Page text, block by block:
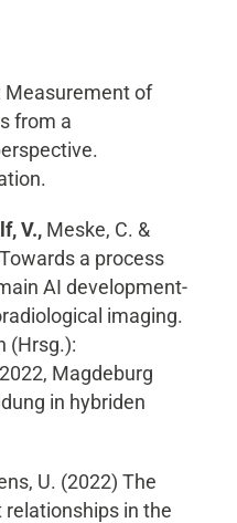
Measurement of
from a
V., Meske, C. &
a process
AI development-
imaging.
(Hrsg.):
Magdeburg
in hybriden
U. (2022) The
in the